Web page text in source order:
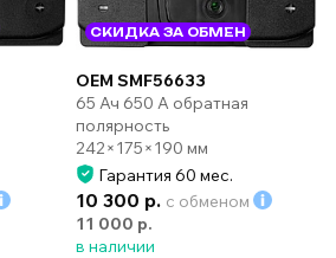
СКИДКА ЗА ОБМЕН
OEM SMF56633
65 Ач 650 А обратная
полярность
242×175×190 мм
Гарантия 60 мес.
10 300 р. с обменом
11 000 р.
в наличии